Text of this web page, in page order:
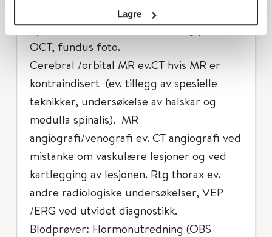
Lagre
øyebevegelighet, øyelokk, papiller.
Synsfeltundersøkelse (sentral og perifer),
OCT, fundus foto.
Cerebral /orbital MR ev.CT hvis MR er
kontraindisert (ev. tillegg av spesielle
teknikker, undersøkelse av halskar og
medulla spinalis). MR
angiografi/venografi ev. CT angiografi ved
mistanke om vaskulære lesjoner og ved
kartlegging av lesjonen. Rtg thorax ev.
andre radiologiske undersøkelser, VEP
/ERG ved utvidet diagnostikk.
Blodprøver: Hormonutredning (OBS